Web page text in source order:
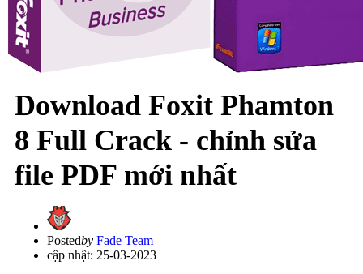
Download Foxit Phamton
8 Full Crack - chỉnh sửa
file PDF mới nhất
Postedby Fade Team
cập nhật: 25-03-2023